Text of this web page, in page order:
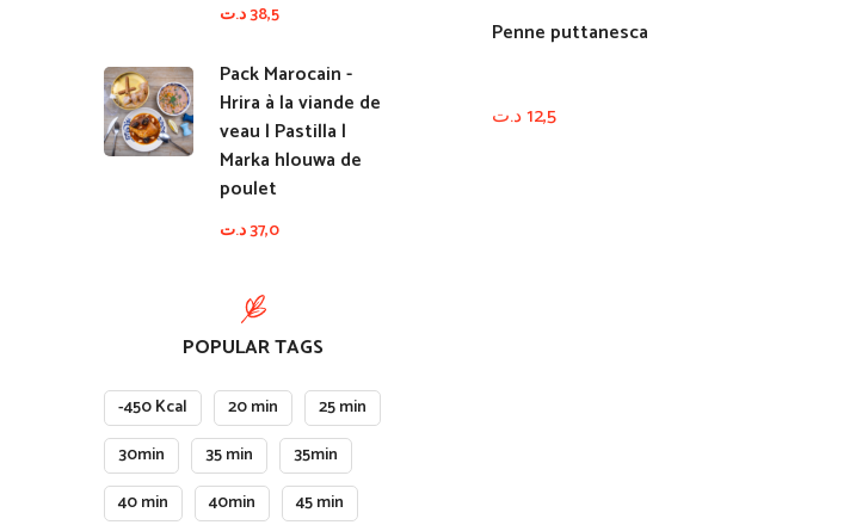
Penne puttanesca
12,5د.ت
38,5د.ت
Pack Marocain -
Hrira à la viande de
veau | Pastilla |
Marka hlouwa de
poulet
37,0د.ت
POPULAR TAGS
-450 Kcal 20 min
25 min
30min
35 min
35min
40 min
40min
45 min